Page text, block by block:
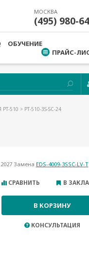
МОСКВА
(495) 980-
ОБУЧЕНИЕ
ПРАЙС-
510 > PT-510-3S-SC-24
Замена EDS-4009-3SSC-LV-T
СРАВНИТЬ В
В КОРЗИНУ
КОНСУЛЬТАЦИЯ